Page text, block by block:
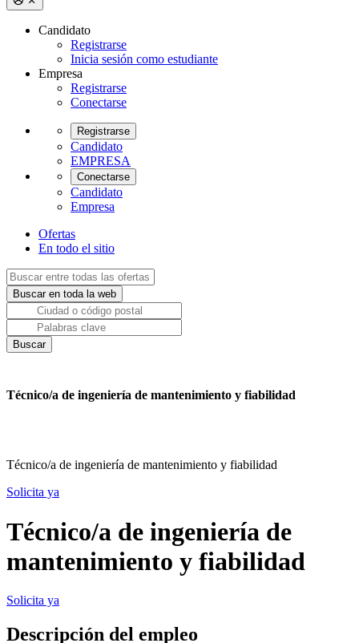
Candidato
Registrarse
Inicia sesión como estudiante
Empresa
Registrarse
Conectarse
Registrarse
Candidato
EMPRESA
Conectarse
Candidato
Empresa
Ofertas
En todo el sitio
Técnico/a de ingeniería de mantenimiento y fiabilidad
Técnico/a de ingeniería de mantenimiento y fiabilidad
Solicita ya
Técnico/a de ingeniería de
mantenimiento y fiabilidad
Solicita ya
Descripción del empleo